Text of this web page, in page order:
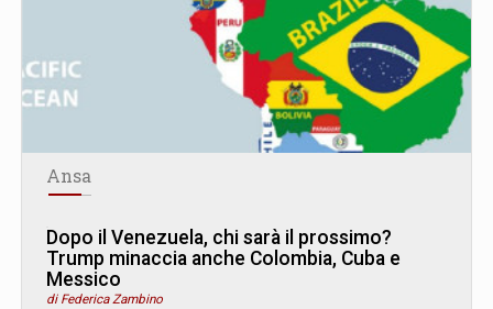
Ansa
Dopo il Venezuela, chi sarà il prossimo?
Trump minaccia anche Colombia, Cuba e
Messico
di Federica Zambino